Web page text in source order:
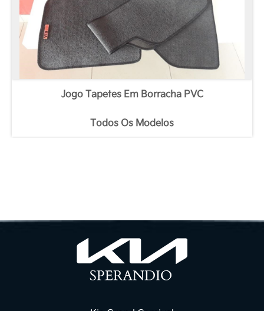
Jogo Tapetes Em Borracha PVC
Todos Os Modelos
Termos de uso
Políticas de Privacidade